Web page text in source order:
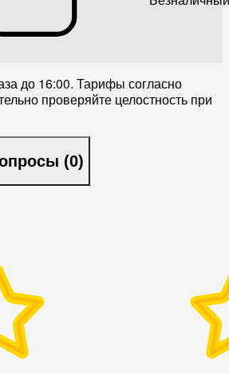
до 16:00. Тарифы согласно
проверяйте целостность при
(0)